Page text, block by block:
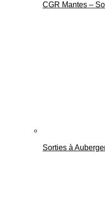
CGR Mantes –
Sorties à